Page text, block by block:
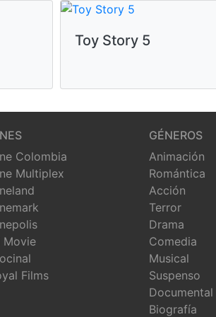
Toy Story 5
Colombia
Multiplex
Movie
Films
GÉNEROS
Animación
Romántica
Acción
Terror
Drama
Comedia
Musical
Suspenso
Documental
Biografía